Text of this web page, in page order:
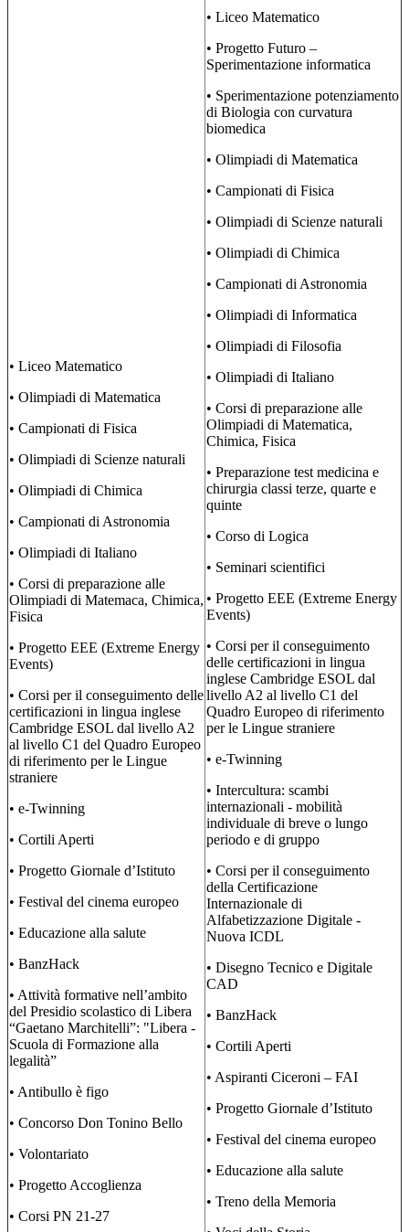
• Liceo Matematico
• Olimpiadi di Matematica
• Campionati di Fisica
• Olimpiadi di Scienze naturali
• Olimpiadi di Chimica
• Campionati di Astronomia
• Olimpiadi di Italiano
• Corsi di preparazione alle
Olimpiadi di Matemaca, Chimica,
Fisica
• Progetto EEE (Extreme Energy
Events)
• Corsi per il conseguimento delle
certificazioni in lingua inglese
Cambridge ESOL dal livello A2
al livello C1 del Quadro Europeo
di riferimento per le Lingue
straniere
• e-Twinning
• Cortili Aperti
• Progetto Giornale d’Istituto
• Festival del cinema europeo
• Educazione alla salute
• BanzHack
• Attività formative nell’ambito
del Presidio scolastico di Libera
“Gaetano Marchitelli”: "Libera -
Scuola di Formazione alla
legalità”
• Antibullo è figo
• Concorso Don Tonino Bello
• Volontariato
• Progetto Accoglienza
• Corsi PN 21-27
• Liceo Matematico
• Progetto Futuro –
Sperimentazione informatica
• Sperimentazione potenziamento
di Biologia con curvatura
biomedica
• Olimpiadi di Matematica
• Campionati di Fisica
• Olimpiadi di Scienze naturali
• Olimpiadi di Chimica
• Campionati di Astronomia
• Olimpiadi di Informatica
• Olimpiadi di Filosofia
• Olimpiadi di Italiano
• Corsi di preparazione alle
Olimpiadi di Matematica,
Chimica, Fisica
• Preparazione test medicina e
chirurgia classi terze, quarte e
quinte
• Corso di Logica
• Seminari scientifici
• Progetto EEE (Extreme Energy
Events)
• Corsi per il conseguimento
delle certificazioni in lingua
inglese Cambridge ESOL dal
livello A2 al livello C1 del
Quadro Europeo di riferimento
per le Lingue straniere
• e-Twinning
• Intercultura: scambi
internazionali - mobilità
individuale di breve o lungo
periodo e di gruppo
• Corsi per il conseguimento
della Certificazione
Internazionale di
Alfabetizzazione Digitale -
Nuova ICDL
• Disegno Tecnico e Digitale
CAD
• BanzHack
• Cortili Aperti
• Aspiranti Ciceroni – FAI
• Progetto Giornale d’Istituto
• Festival del cinema europeo
• Educazione alla salute
• Treno della Memoria